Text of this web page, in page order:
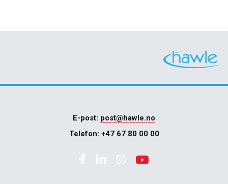
E-post: post@hawle.no
Telefon: +47 67 80 00 00